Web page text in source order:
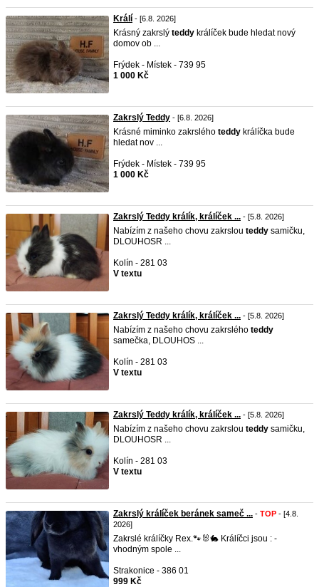
Králí - [6.8. 2026]
Krásný zakrslý teddy králíček bude hledat nový
domov ob ...
Frýdek - Místek - 739 95
1 000 Kč
Zakrslý Teddy - [6.8. 2026]
Krásné miminko zakrslého teddy králíčka bude
hledat nov ...
Frýdek - Místek - 739 95
1 000 Kč
Zakrslý Teddy králík, králíček ... - [5.8. 2026]
Nabízím z našeho chovu zakrslou teddy samičku,
DLOUHOSR ...
Kolín - 281 03
V textu
Zakrslý Teddy králík, králíček ... - [5.8. 2026]
Nabízím z našeho chovu zakrslého teddy
samečka, DLOUHOS ...
Kolín - 281 03
V textu
Zakrslý Teddy králík, králíček ... - [5.8. 2026]
Nabízím z našeho chovu zakrslou teddy samičku,
DLOUHOSR ...
Kolín - 281 03
V textu
Zakrslý králíček beránek sameč ... - TOP - [4.8.
2026]
Zakrslé králíčky Rex.🐾🐰🐇 Králíčci jsou : -
vhodným spole ...
Strakonice - 386 01
999 Kč